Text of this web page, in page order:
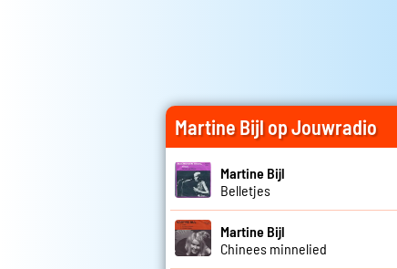
Martine Bijl op Jouwradio
Martine Bijl
Belletjes
Martine Bijl
Chinees minnelied